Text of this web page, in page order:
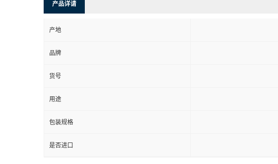
产品详请
产地
品牌
货号
用途
包装规格
是否进口